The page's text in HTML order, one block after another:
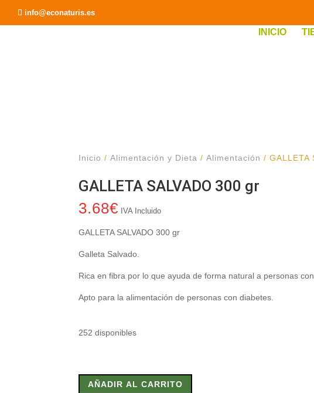
info@econaturis.es
INICIO
Inicio /Alimentación y Dieta /Alimentación / GALLETA
GALLETA SALVADO 300 gr
3.68€ IVA Incluido
GALLETA SALVADO 300 gr
Galleta Salvado.
Rica en fibra por lo que ayuda de forma natural a personas
Apto para la alimentación de personas con diabetes.
252 disponibles
SALVADO
300AÑADIR AL CARRITO